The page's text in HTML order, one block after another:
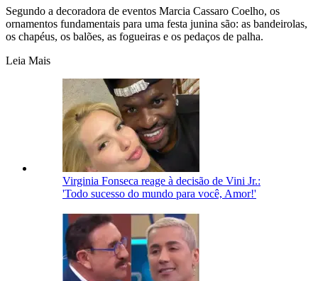
Segundo a decoradora de eventos Marcia Cassaro Coelho, os
ornamentos fundamentais para uma festa junina são: as bandeirolas,
os chapéus, os balões, as fogueiras e os pedaços de palha.
Leia Mais
Virginia Fonseca reage à decisão de Vini Jr.:
'Todo sucesso do mundo para você, Amor!'